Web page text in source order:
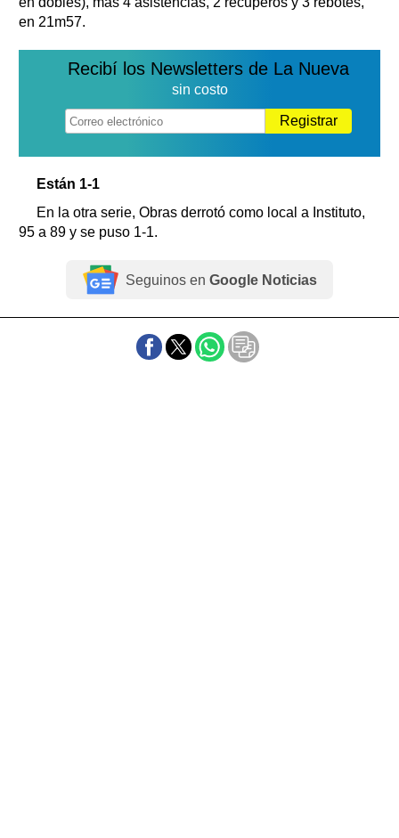
en 21m57.
Recibí los Newsletters de La Nueva
sin costo
Registrar
Están 1-1
En la otra serie, Obras derrotó como local a Instituto,
95 a 89 y se puso 1-1.
Seguinos en Google Noticias